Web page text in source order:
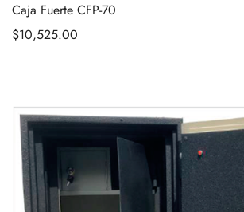
Caja Fuerte CFP-70
$10,525.00